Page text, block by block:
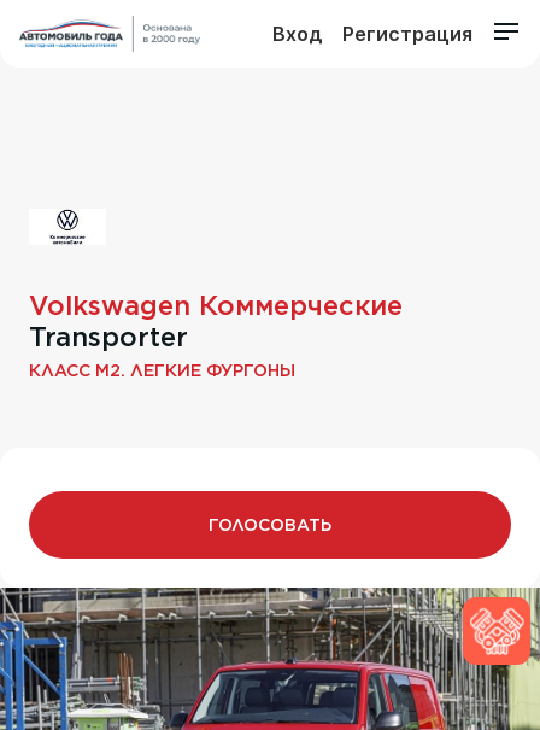
Вход Регистрация
Volkswagen Коммерческие
Transporter
КЛАСС M2. ЛЕГКИЕ ФУРГОНЫ
ГОЛОСОВАТЬ